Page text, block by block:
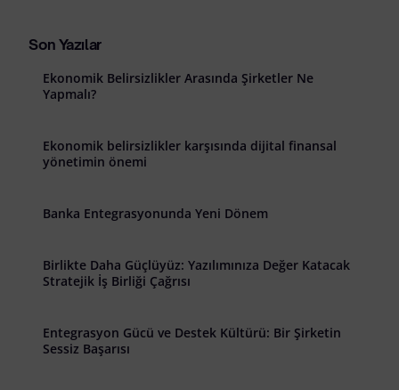
Son Yazılar
Ekonomik Belirsizlikler Arasında Şirketler Ne
Yapmalı?
Ekonomik belirsizlikler karşısında dijital finansal
yönetimin önemi
Banka Entegrasyonunda Yeni Dönem
Birlikte Daha Güçlüyüz: Yazılımınıza Değer Katacak
Stratejik İş Birliği Çağrısı
Entegrasyon Gücü ve Destek Kültürü: Bir Şirketin
Sessiz Başarısı